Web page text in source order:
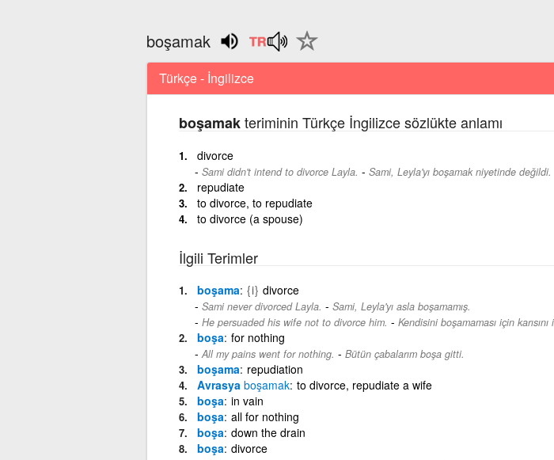
boşamak
Türkçe - İngilizce
boşamakteriminin Türkçe İngilizce sözlükte anlamı
divorce
Sami didn't intend to divorce Layla. - Sami, Leyla'yı boşamak niyetinde değildi.
repudiate
to divorce, to repudiate
to divorce (a spouse)
İlgili Terimler
boşama {i} divorce
Sami never divorced Layla. - Sami, Leyla'yı asla boşamamış.
He persuaded his wife not to divorce him. - Kendisini boşamaması için
boşa for nothing
All my pains went for nothing. - Bütün çabalarım boşa gitti.
boşama repudiation
Avrasya boşamak to divorce, repudiate a wife
boşa in vain
boşa all for nothing
boşa down the drain
boşa divorce